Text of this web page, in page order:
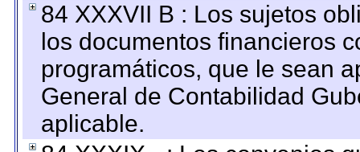
84 XXXVII B : Los sujetos
los documentos financieros
programáticos, que le sean
General de Contabilidad
aplicable.